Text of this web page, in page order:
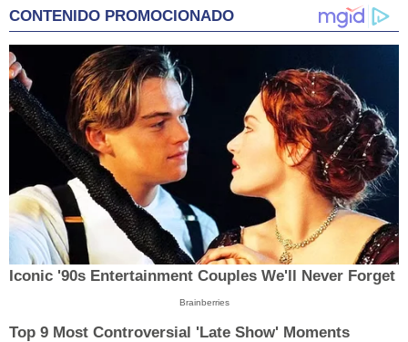
CONTENIDO PROMOCIONADO
Iconic '90s Entertainment Couples We'll Never Forget
Brainberries
Top 9 Most Controversial 'Late Show' Moments